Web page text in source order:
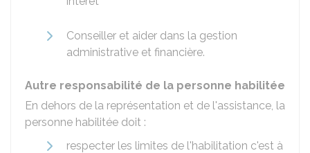
Conseiller et aider dans la gestion
administrative et financière.
Autre responsabilité de la personne habilitée
En dehors de la représentation et de l'assistance, la
personne habilitée doit :
respecter les limites de l'habilitation c'est à